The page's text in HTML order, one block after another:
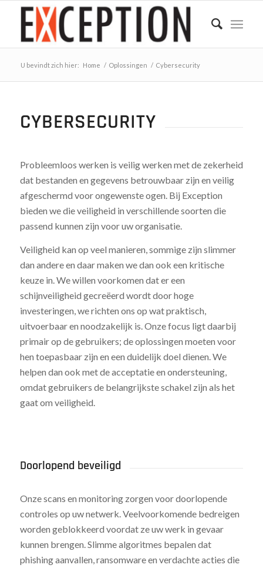
U bevindt zich hier: Home / Oplossingen / Cybersecurity
CYBERSECURITY
Probleemloos werken is veilig werken met de zekerheid
dat bestanden en gegevens betrouwbaar zijn en veilig
afgeschermd voor ongewenste ogen. Bij Exception
bieden we die veiligheid in verschillende soorten die
passend kunnen zijn voor uw organisatie.
Veiligheid kan op veel manieren, sommige zijn slimmer
dan andere en daar maken we dan ook een kritische
keuze in. We willen voorkomen dat er een
schijnveiligheid gecreëerd wordt door hoge
investeringen, we richten ons op wat praktisch,
uitvoerbaar en noodzakelijk is. Onze focus ligt daarbij
primair op de gebruikers; de oplossingen moeten voor
hen toepasbaar zijn en een duidelijk doel dienen. We
helpen dan ook met de acceptatie en ondersteuning,
omdat gebruikers de belangrijkste schakel zijn als het
gaat om veiligheid.
Doorlopend beveiligd
Onze scans en monitoring zorgen voor doorlopende
controles op uw netwerk. Veelvoorkomende bedreigen
worden geblokkeerd voordat ze uw werk in gevaar
kunnen brengen. Slimme algoritmes bepalen dat
phishing aanvallen, ransomware en verdachte acties die